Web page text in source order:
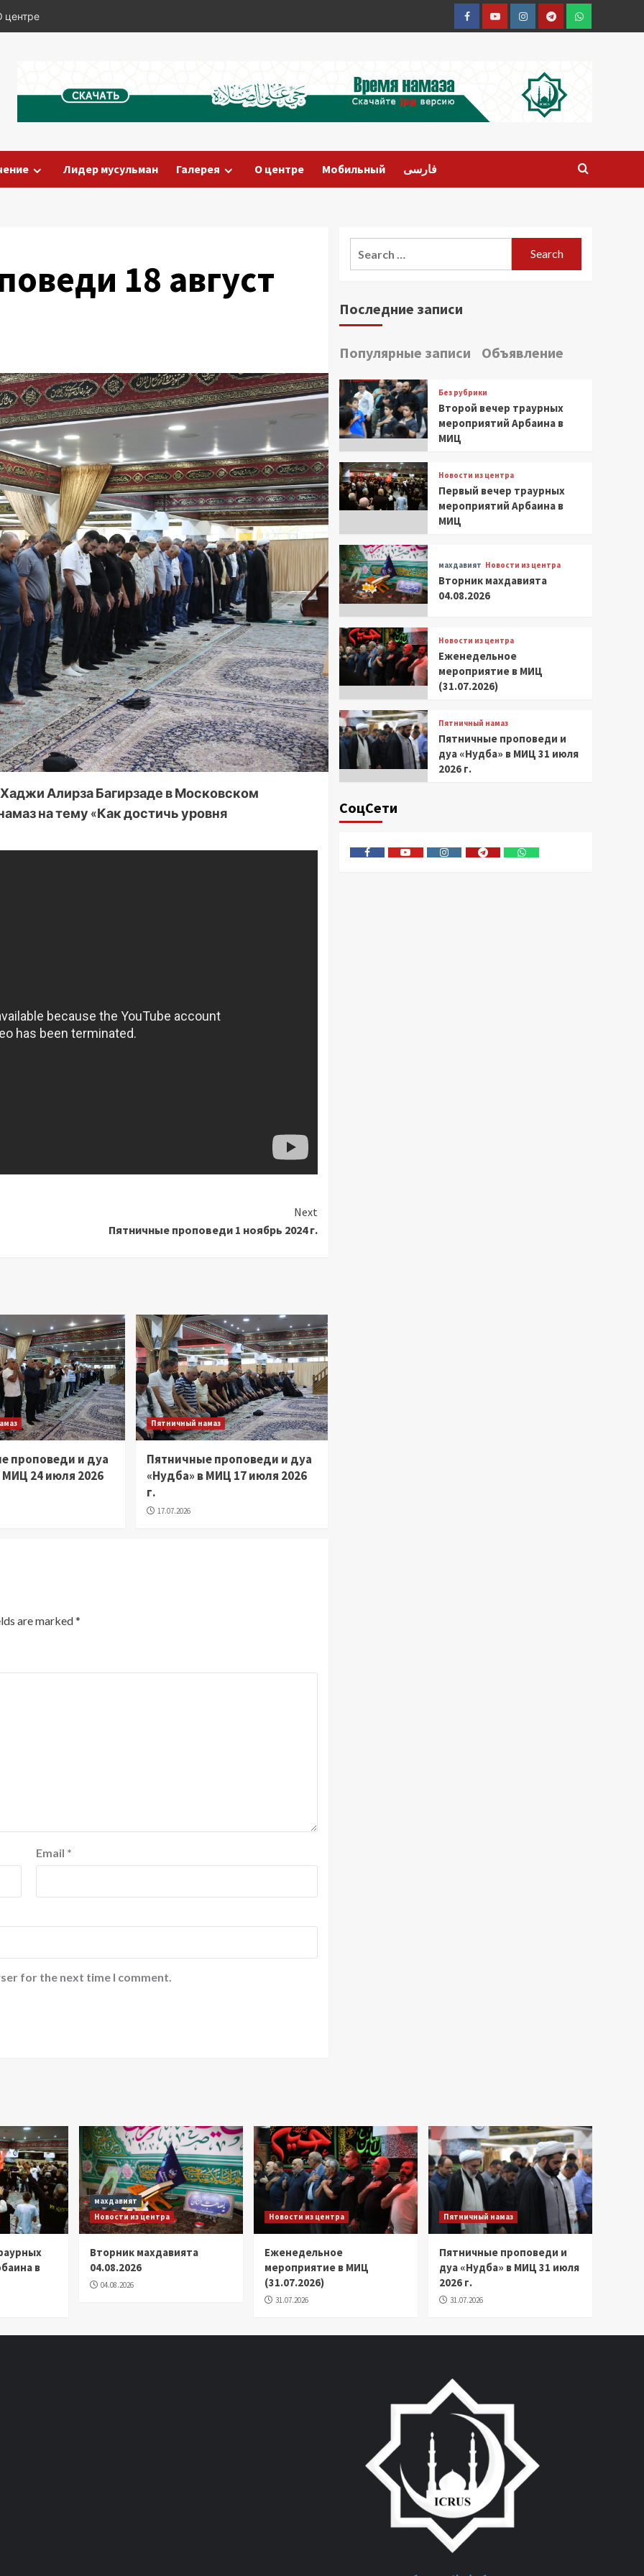
центре
FacebookYoutubeInstagramTelegramWhatsapp
Лидер мусульман Галерея О центре Мобильный فارسی
18 август
Хаджи Алирза Багирзаде в Московском
на тему «Как достичь уровня
Next
Пятничные проповеди 1 ноябрь 2024 г.
проповеди и дуа
МИЦ 24 июля 2026
Пятничный намаз
Пятничные проповеди и дуа
«Нудба» в МИЦ 17 июля 2026
г.
17.07.2026
are marked*
Email *
for the next time I comment.
Последние записи
Популярные записи Объявление
Без рубрики
Второй вечер траурных
мероприятий Арбаина в
МИЦ
Новости из центра
Первый вечер траурных
мероприятий Арбаина в
МИЦ
махдавият Новости из центра
Вторник махдавията
04.08.2026
Новости из центра
Еженедельное
мероприятие в МИЦ
(31.07.2026)
Пятничный намаз
Пятничные проповеди и
дуа «Нудба» в МИЦ 31 июля
2026 г.
СоцСети
FacebookYoutubeInstagramTelegramWhatsapp
в
махдавият
Новости из центра
Вторник махдавията
04.08.2026
04.08.2026
Новости из центра
Еженедельное
мероприятие в МИЦ
(31.07.2026)
31.07.2026
Пятничный намаз
Пятничные проповеди и
дуа «Нудба» в МИЦ 31 июля
2026 г.
31.07.2026